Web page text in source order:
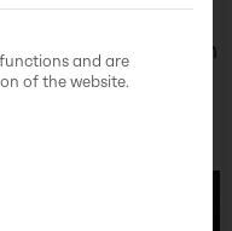
game in a
your goblin
and choose
Gruppen, für
and are
of the website.